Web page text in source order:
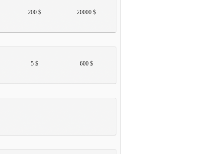
20000 $
200 $
600 $
5 $